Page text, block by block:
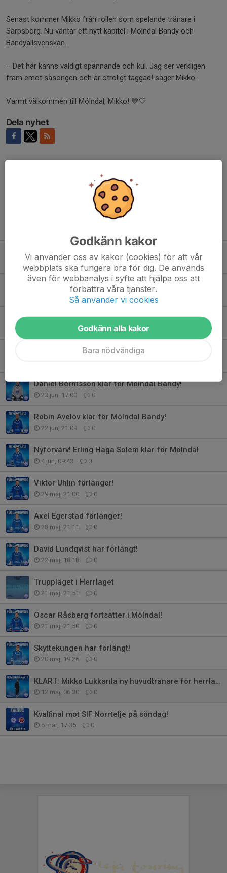
Senast kommer Mikko från rollen som spelande tränare i
Sarpsborg. Nu väntar ett nytt kapitel i Mölndal Bandy och
Bandyallsvenskan.
– Det här känns väldigt spännande och kul. Jag ser verkligen
fram emot säsongen och är otroligt taggad! säger Mikko.
Varmt välkommen till Mölndal, Mikko! 💙🤍
Dela nyhet
Dennis Pacsay klar för Mölndal Bandy!
20 jul, 15:54 0
Samuel Tiderman förlänger!
17 jul, 10:19
Christoffer Trysberg förlänger!
0
Erik Bertilson har skrivit på för 2026-27!
Daniel Berntsson klar för Mölndal Bandy!
23 jun, 17:00 0
Robin Avelöv klar för Mölndal Bandy!
22 jun, 21:09 0
Nyförvärv! Erling Haga Solem klar för Mölndal
4 jun, 09:43 0
Viktor Uhlin förlänger!
29 maj, 21:00 0
Axel Egerstad förlänger!
28 maj, 21:11 0
David Lundqvist har förlängt!
22 maj, 18:18 0
Truppläget i Herrlaget
21 maj, 21:51 0
Oscar Råsberg fortsätter i Mölndal!
21 maj, 21:50 0
Skyttekungen har förlängt!
20 maj, 19:26 0
KLART: Mikko Lukkarila ny huvudtränare för herrlaget!
12 maj, 06:30 0
Kvalfinal mot SIF Norrtelje på söndag!
6 mar, 17:35 0
Godkänn kakor
Vi använder oss av kakor (cookies) för att vår
webbplats ska fungera bra för dig. De används
även för webbanalys i syfte att hjälpa oss att
förbättra våra tjänster.
Så använder vi cookies
Godkänn alla kakor
Bara nödvändiga